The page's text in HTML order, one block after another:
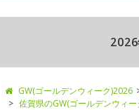
GW(ゴールデンウィーク)2026
佐賀県のGW(ゴールデンウィ